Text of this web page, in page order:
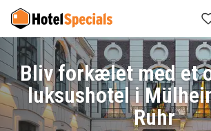
Bliv forkælet med et
luksushotel i
Ruhr